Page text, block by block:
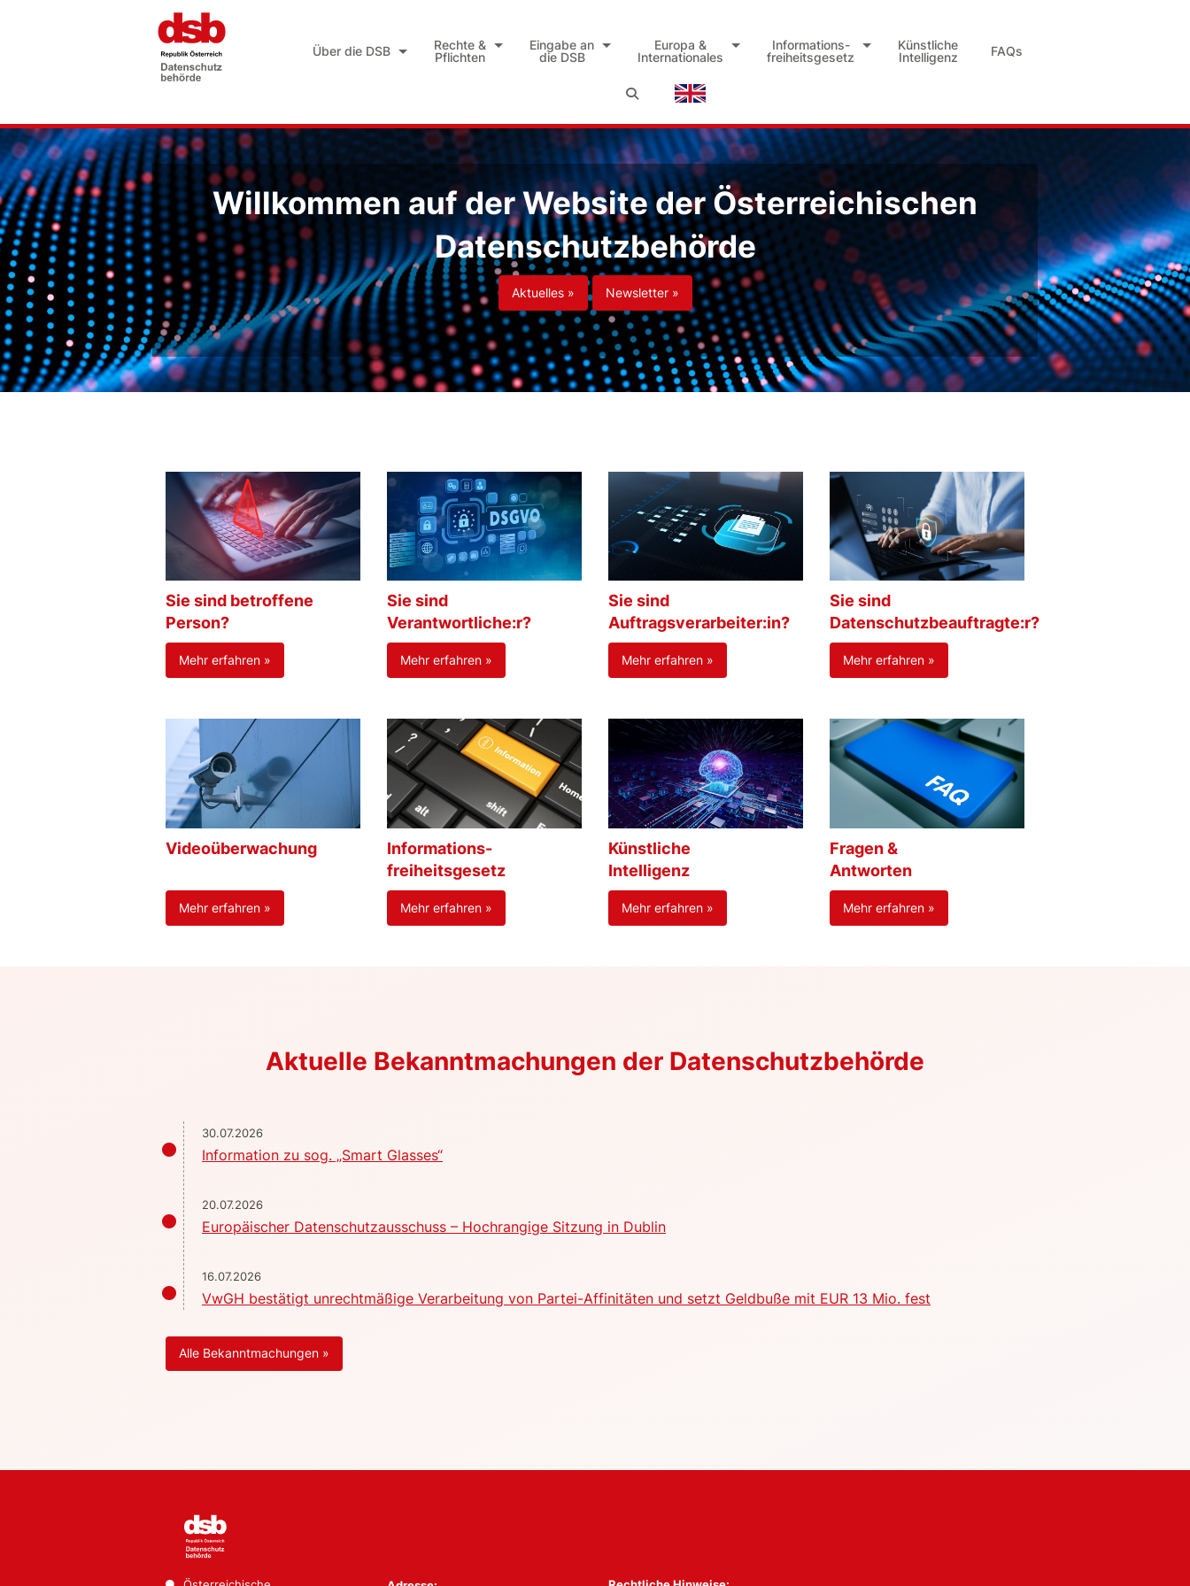
Über die DSB
Rechte &
Pflichten
Eingabe an
die DSB
Europa &
Internationales
Informations-
freiheitsgesetz
Künstliche
Intelligenz
FAQs
Willkommen auf der Website der Österreichischen
Datenschutzbehörde
Aktuelles » Newsletter »
Sie sind betroffene
Person?
Mehr erfahren »
Sie sind
Verantwortliche:r?
Mehr erfahren »
Sie sind
Auftragsverarbeiter:in?
Mehr erfahren »
Sie sind
Datenschutzbeauftragte:r?
Mehr erfahren »
Videoüberwachung
Mehr erfahren »
Informations-
freiheitsgesetz
Mehr erfahren »
Künstliche
Intelligenz
Mehr erfahren »
Fragen &
Antworten
Mehr erfahren »
Aktuelle Bekanntmachungen der Datenschutzbehörde
30.07.2026
Information zu sog. „Smart Glasses“
20.07.2026
Europäischer Datenschutzausschuss – Hochrangige Sitzung in Dublin
16.07.2026
VwGH bestätigt unrechtmäßige Verarbeitung von Partei-Affinitäten und setzt Geldbuße mit EUR 13 Mio. fest
Alle Bekanntmachungen »